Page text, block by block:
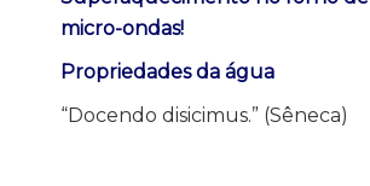
micro-ondas!
Propriedades da água
“Docendo disicimus.” (Sêneca)